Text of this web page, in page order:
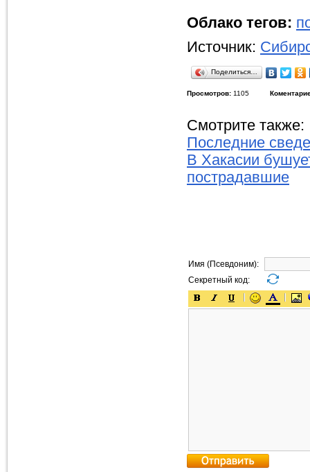
Облако тегов:
Источник:
Поделиться…
Просмотров: 1105
Смотрите также:
Последние
В Хакасии
пострадавшие
Имя (Псевдоним):
Секретный код: